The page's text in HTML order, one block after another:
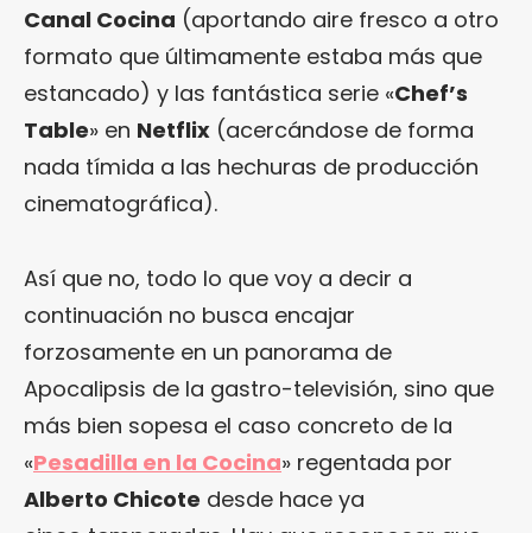
Canal Cocina (aportando aire fresco a otro
formato que últimamente estaba más que
estancado) y las fantástica serie «Chef’s
Table» en Netflix (acercándose de forma
nada tímida a las hechuras de producción
cinematográfica).
Así que no, todo lo que voy a decir a
continuación no busca encajar
forzosamente en un panorama de
Apocalipsis de la gastro-televisión, sino que
más bien sopesa el caso concreto de la
«Pesadilla en la Cocina» regentada por
Alberto Chicote desde hace ya